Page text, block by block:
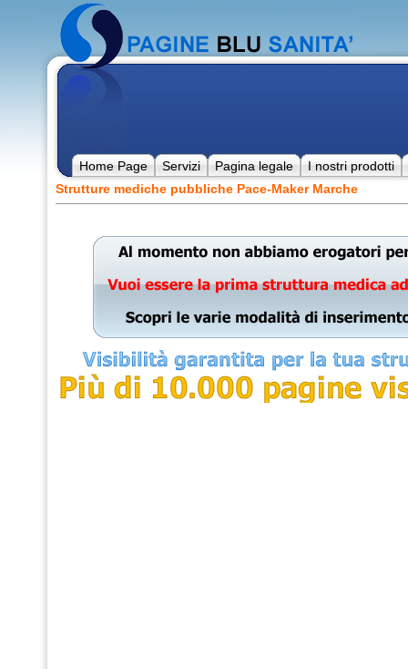
Home Page Servizi Pagina legale
I nostri prodotti
Strutture mediche pubbliche Pace-Maker Marche